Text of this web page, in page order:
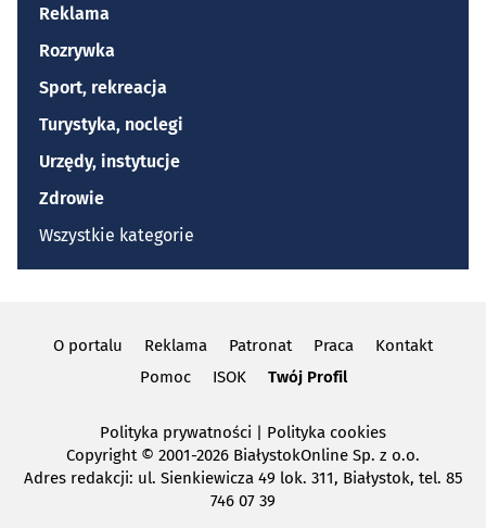
Reklama
Rozrywka
Sport, rekreacja
Turystyka, noclegi
Urzędy, instytucje
Zdrowie
Wszystkie kategorie
O portalu Reklama Patronat Praca
Kontakt
Pomoc
ISOK Twój Profil
Polityka prywatności | Polityka cookies
Copyright © 2001-2026 BiałystokOnline Sp. z o.o.
Adres redakcji: ul. Sienkiewicza 49 lok. 311, Białystok, tel. 85
746 07 39